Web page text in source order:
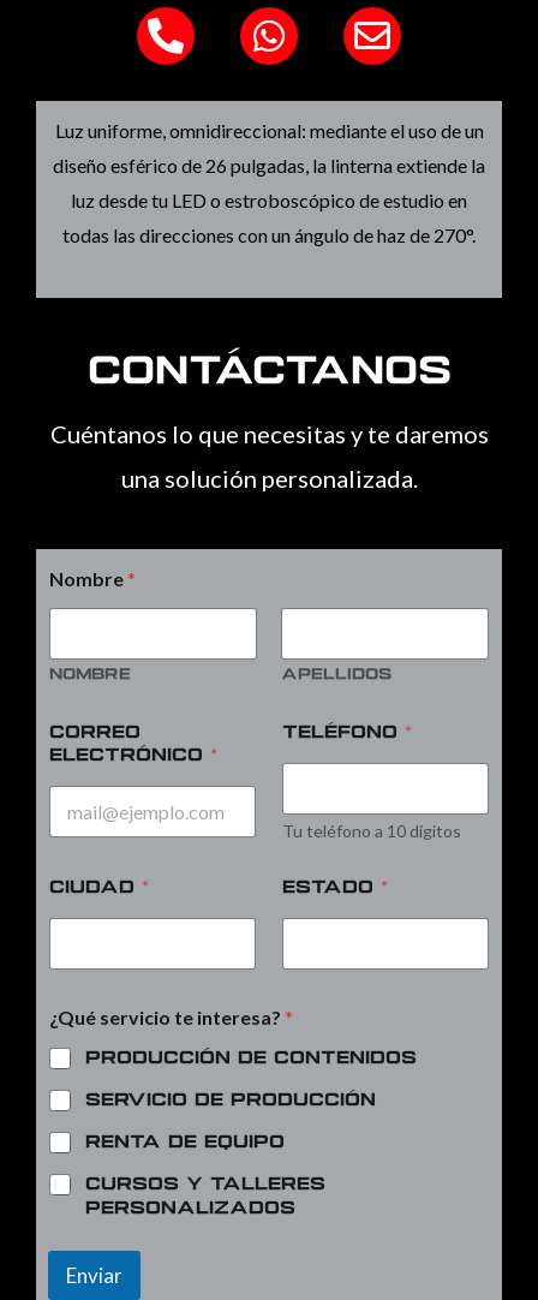
P
h
o
n
e
-
a
t
W
h
a
t
s
a
p
E
n
v
e
l
o
p
Luz uniforme, omnidireccional: mediante el uso de un
diseño esférico de 26 pulgadas, la linterna extiende la
luz desde tu LED o estroboscópico de estudio en
todas las direcciones con un ángulo de haz de 270°.
Contáctanos
Cuéntanos lo que necesitas y te daremos
una solución personalizada.
Nombre *
Nombre Apellidos
Correo
electrónico *
Teléfono *
Tu teléfono a 10 dígitos
Ciudad * Estado *
¿Qué servicio te interesa? *
Producción de contenidos
Servicio de producción
Renta de equipo
Cursos y talleres
personalizados
Enviar